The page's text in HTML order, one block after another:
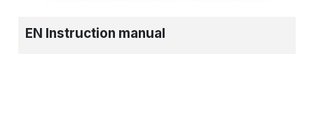
EN Instruction manual